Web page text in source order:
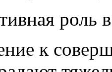
роль
к